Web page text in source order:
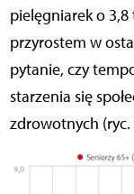
pielęgniarek o
przyrostem w
pytanie, czy
starzenia się
zdrowotnych (ryc.